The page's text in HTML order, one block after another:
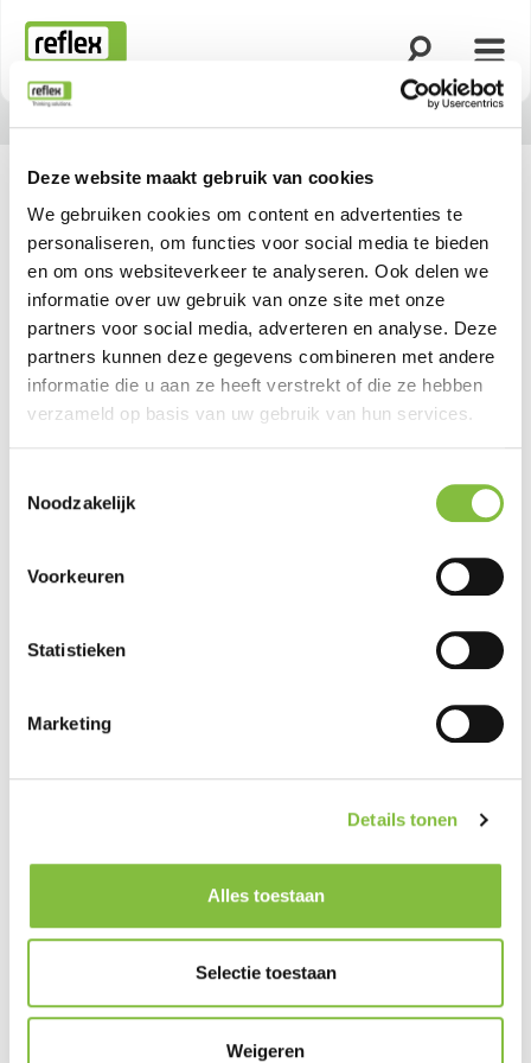
Deze website maakt gebruik van cookies
We gebruiken cookies om content en advertenties te
personaliseren, om functies voor social media te bieden
en om ons websiteverkeer te analyseren. Ook delen we
informatie over uw gebruik van onze site met onze
partners voor social media, adverteren en analyse. Deze
partners kunnen deze gegevens combineren met andere
informatie die u aan ze heeft verstrekt of die ze hebben
verzameld op basis van uw gebruik van hun services.
Noodzakelijk
Voorkeuren
Statistieken
Marketing
Details tonen
Alles toestaan
Selectie toestaan
Weigeren
Homepage
Zoekfunctie